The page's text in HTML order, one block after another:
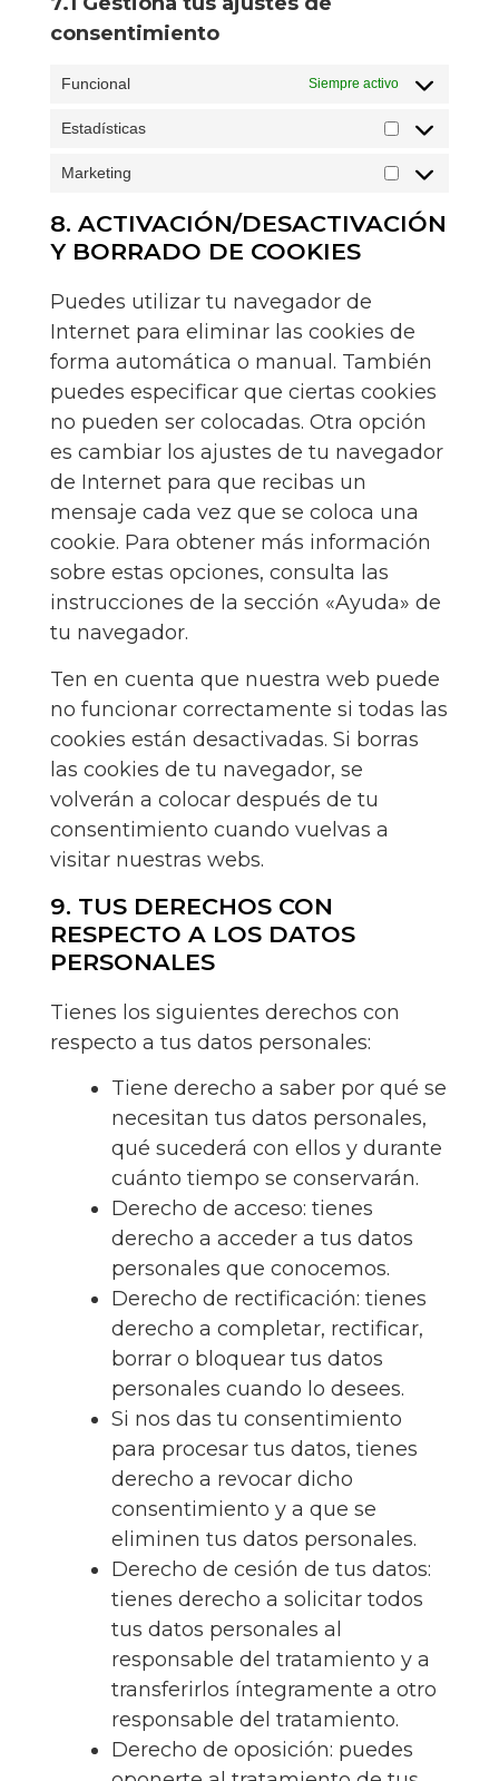
consentimiento
Funcional Siempre activo
Estadísticas
Marketing
8. ACTIVACIÓN/DESACTIVACIÓN
Y BORRADO DE COOKIES
Puedes utilizar tu navegador de
Internet para eliminar las cookies de
forma automática o manual. También
puedes especificar que ciertas cookies
no pueden ser colocadas. Otra opción
es cambiar los ajustes de tu navegador
de Internet para que recibas un
mensaje cada vez que se coloca una
cookie. Para obtener más información
sobre estas opciones, consulta las
instrucciones de la sección «Ayuda» de
tu navegador.
Ten en cuenta que nuestra web puede
no funcionar correctamente si todas las
cookies están desactivadas. Si borras
las cookies de tu navegador, se
volverán a colocar después de tu
consentimiento cuando vuelvas a
visitar nuestras webs.
9. TUS DERECHOS CON
RESPECTO A LOS DATOS
PERSONALES
Tienes los siguientes derechos con
respecto a tus datos personales:
Tiene derecho a saber por qué se
necesitan tus datos personales,
qué sucederá con ellos y durante
cuánto tiempo se conservarán.
Derecho de acceso: tienes
derecho a acceder a tus datos
personales que conocemos.
Derecho de rectificación: tienes
derecho a completar, rectificar,
borrar o bloquear tus datos
personales cuando lo desees.
Si nos das tu consentimiento
para procesar tus datos, tienes
derecho a revocar dicho
consentimiento y a que se
eliminen tus datos personales.
Derecho de cesión de tus datos:
tienes derecho a solicitar todos
tus datos personales al
responsable del tratamiento y a
transferirlos íntegramente a otro
responsable del tratamiento.
Derecho de oposición: puedes